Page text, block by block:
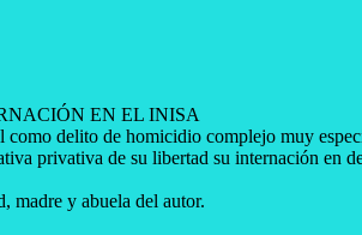
EN EL INISA
delito de homicidio complejo muy
privativa de su libertad su internación en
madre y abuela del autor.